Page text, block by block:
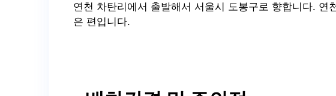
연천 차탄리에서 출발해서 서울시 도봉구로 향합니다. 연
은 편입니다.